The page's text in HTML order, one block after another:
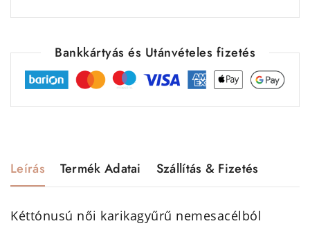
Bankkártyás és Utánvételes fizetés
Leírás Termék Adatai Szállítás & Fizetés
Kéttónusú női karikagyűrű nemesacélból